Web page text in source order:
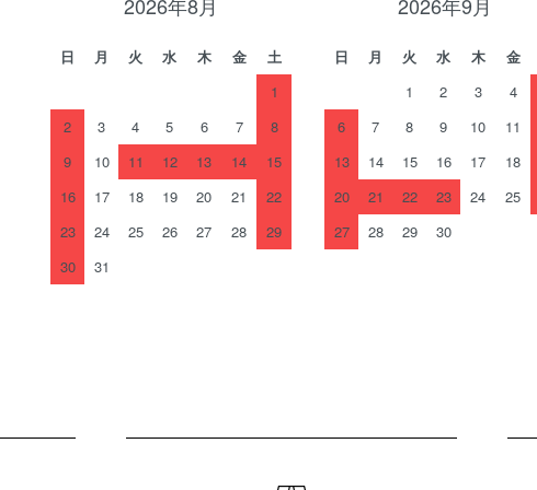
日 月 火 水 木 金
土
1
2
3 4 5 6 7
8
9
10 11 12 13 14
15
16
17 18 19 20 21
22
23
24 25 26 27 28
29
30
31
日 月 火 水 木 金
1
2 3 4
6
7 8 9 10 11
13
14 15 16 17 18
20
21 22 23 24 25
27
28 29 30